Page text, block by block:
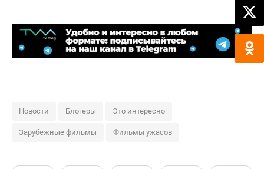
Новости Блогеры Это интересно
Зарубежные фильмы Фильмы ужасов